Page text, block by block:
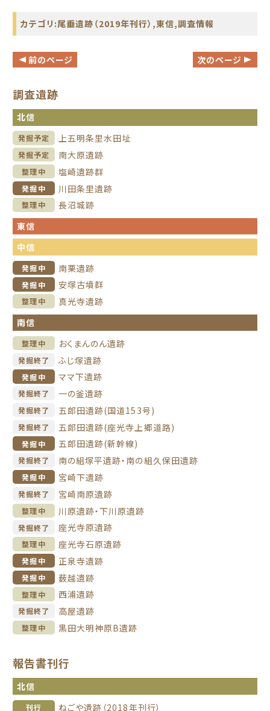
カテゴリ:尾垂遺跡（2019年刊行） ,東信,調査情報
前のページ 次のページ
調査遺跡
北信
発掘予定 上五明条里水田址
発掘予定 南大原遺跡
整理中 塩崎遺跡群
発掘中 川田条里遺跡
整理中
長沼城跡
東信
中信
発掘中 南栗遺跡
発掘中 安塚古墳群
整理中
真光寺遺跡
南信
整理中 おくまんのん遺跡
発掘終了 ふじ塚遺跡
発掘中 ママ下遺跡
発掘終了 一の釜遺跡
発掘終了 五郎田遺跡(国道153号)
発掘終了 五郎田遺跡(座光寺上郷道路)
発掘中 五郎田遺跡(新幹線)
発掘終了 南の組塚平遺跡・南の組久保田遺跡
発掘中 宮崎下遺跡
発掘終了 宮崎南原遺跡
整理中 川原遺跡・下川原遺跡
発掘終了 座光寺原遺跡
整理中 座光寺石原遺跡
発掘中 正泉寺遺跡
発掘中 薮越遺跡
整理中 西浦遺跡
発掘終了 高屋遺跡
整理中 黒田大明神原B遺跡
報告書刊行
北信
刊行 ねごや遺跡（2018年刊行）